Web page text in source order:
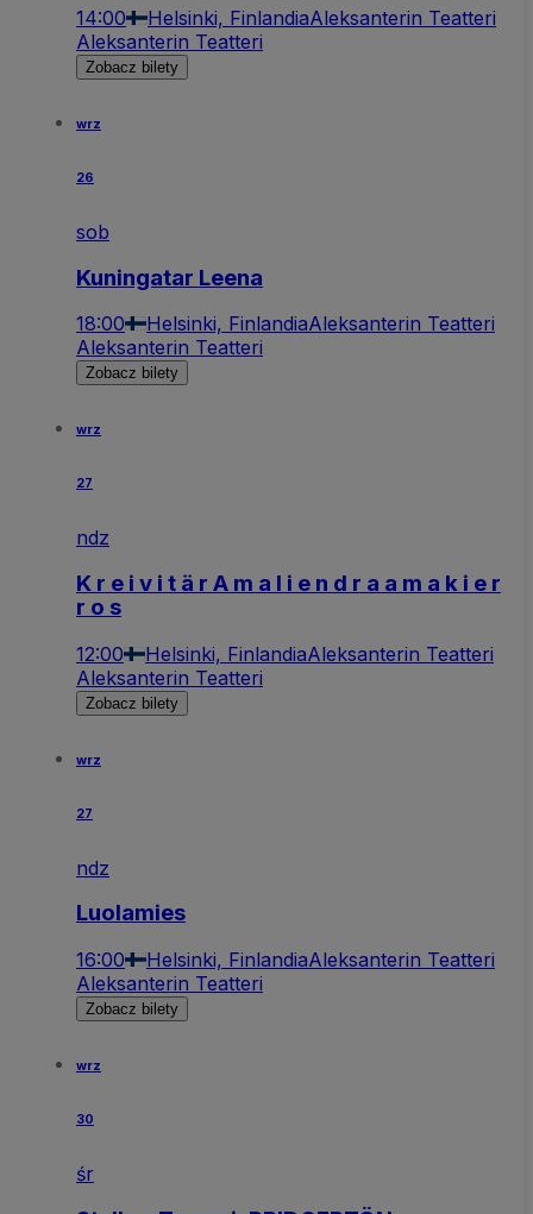
14:00 Helsinki, FinlandiaAleksanterin Teatteri
Aleksanterin Teatteri
Zobacz bilety
wrz
26
sob
Kuningatar Leena
18:00 Helsinki, FinlandiaAleksanterin Teatteri
Aleksanterin Teatteri
Zobacz bilety
wrz
27
ndz
K r e i v i t ä r A m a l i e n d r a a m a k i e r
r o s
12:00 Helsinki, FinlandiaAleksanterin Teatteri
Aleksanterin Teatteri
Zobacz bilety
wrz
27
ndz
Luolamies
16:00 Helsinki, FinlandiaAleksanterin Teatteri
Aleksanterin Teatteri
Zobacz bilety
wrz
30
śr